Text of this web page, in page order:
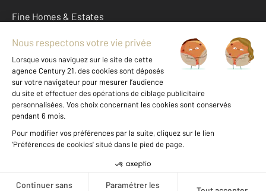
Fine Homes & Estates
À propos
International
Nous contacter
Données personnelles
Gestionnaire des cookies